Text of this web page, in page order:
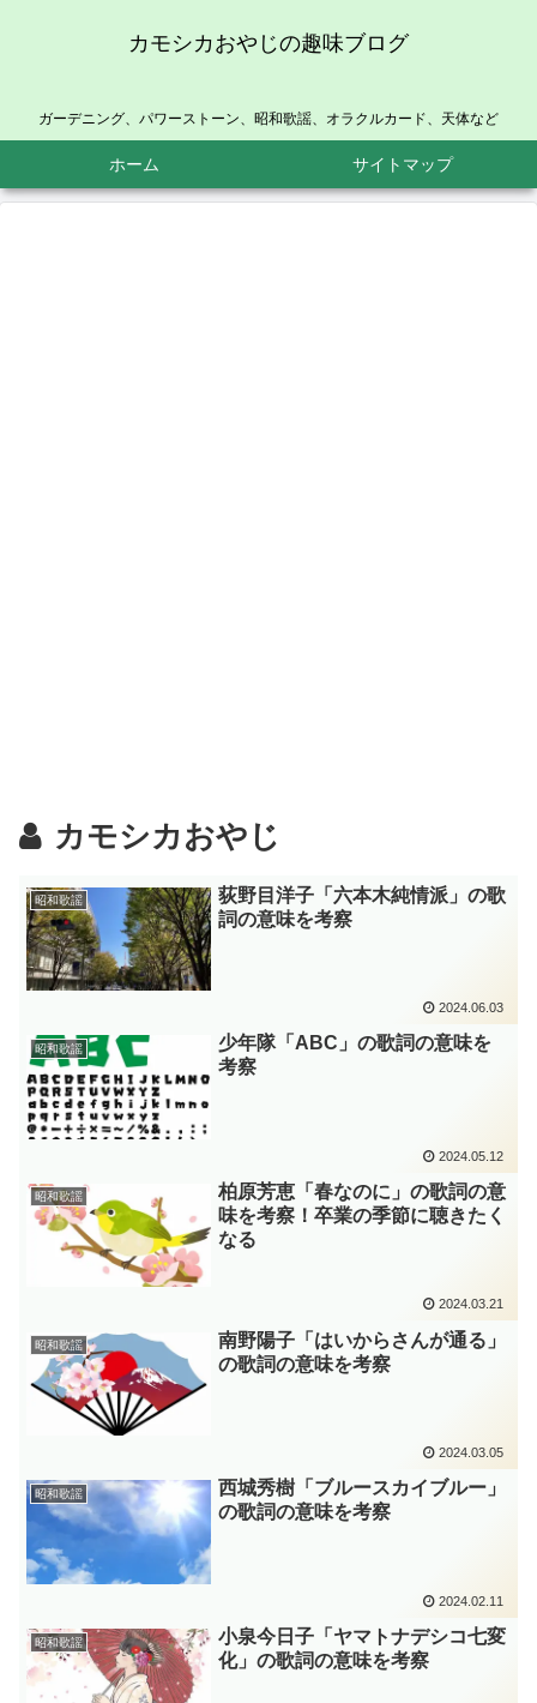
カモシカおやじの趣味ブログ
ガーデニング、パワーストーン、昭和歌謡、オラクルカード、天体など
ホーム サイトマップ
カモシカおやじ
昭和歌謡
荻野目洋子「六本木純情派」の歌
詞の意味を考察
2024.06.03
昭和歌謡
少年隊「ABC」の歌詞の意味を
考察
2024.05.12
昭和歌謡
柏原芳恵「春なのに」の歌詞の意
味を考察！卒業の季節に聴きたく
なる
2024.03.21
昭和歌謡
南野陽子「はいからさんが通る」
の歌詞の意味を考察
2024.03.05
昭和歌謡
西城秀樹「ブルースカイブルー」
の歌詞の意味を考察
2024.02.11
昭和歌謡
小泉今日子「ヤマトナデシコ七変
化」の歌詞の意味を考察